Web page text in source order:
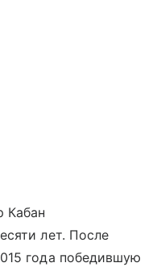
Кабан
лет. После
года победившую